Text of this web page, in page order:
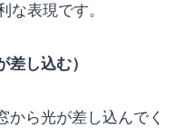
な表現です。
し込む）
から光が差し込んでく